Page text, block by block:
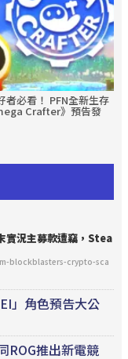
者必看！ PFN全新生存
Crafter》預告發
況主募款遭竊，Stea
blockblasters-crypto-sca
」角色預告大公
ROG推出新電競